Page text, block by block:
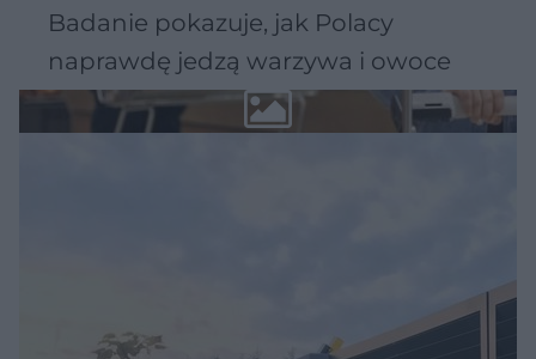
Badanie pokazuje, jak Polacy
naprawdę jedzą warzywa i owoce